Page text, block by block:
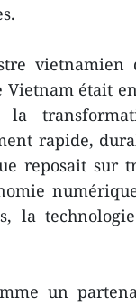
vietnamien
Vietnam était
rapide,
reposait sur
la
un